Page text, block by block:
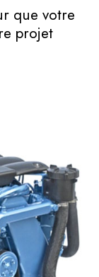
que votre
projet